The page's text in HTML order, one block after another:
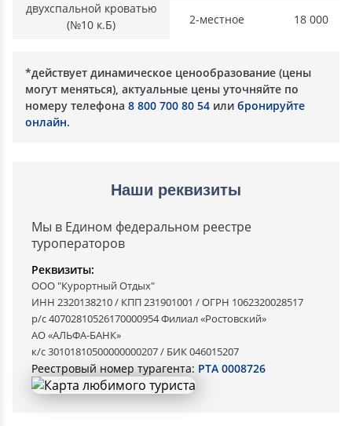
двухспальной кроватью
(№10 к.Б)
2-местное 18 000
*действует динамическое ценообразование (цены
могут меняться), актуальные цены уточняйте по
номеру телефона 8 800 700 80 54 или бронируйте
онлайн.
Наши реквизиты
Мы в Едином федеральном реестре
туроператоров
Реквизиты:
ООО "Курортный Отдых"
ИНН 2320138210 / КПП 231901001 / ОГРН 1062320028517
р/с 40702810526170000954 Филиал «Ростовский»
АО «АЛЬФА-БАНК»
к/с 30101810500000000207 / БИК 046015207
Реестровый номер турагента: РТА 0008726